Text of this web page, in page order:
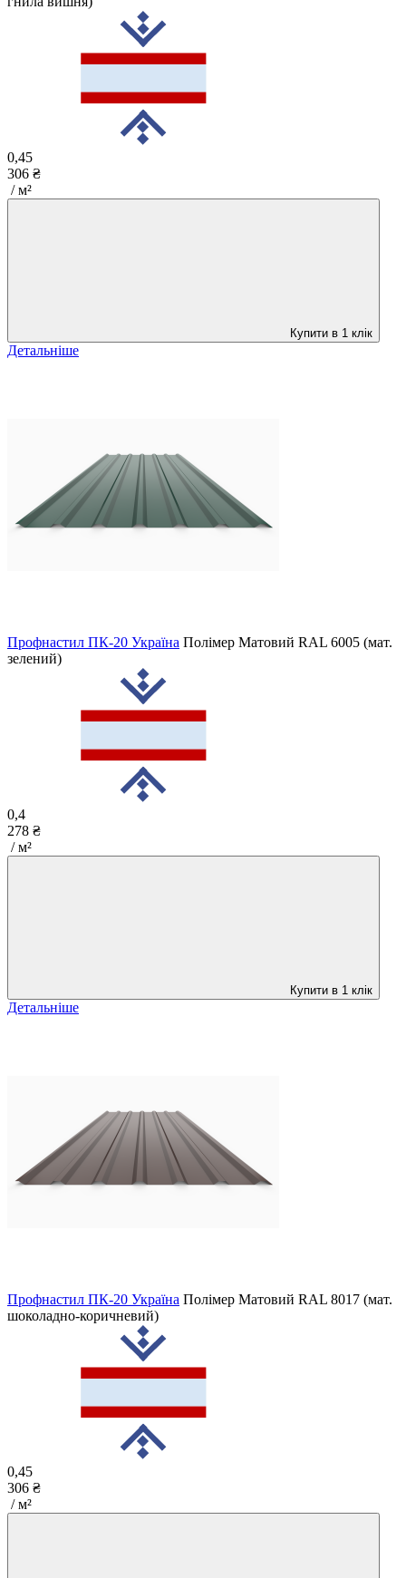
0,45
306 ₴
/ м²
Купити в 1 клік
Детальніше
Профнастил ПК-20 Україна Полімер Матовий RAL 6005 (мат.
зелений)
0,4
278 ₴
/ м²
Купити в 1 клік
Детальніше
Профнастил ПК-20 Україна Полімер Матовий RAL 8017 (мат.
шоколадно-коричневий)
0,45
306 ₴
/ м²